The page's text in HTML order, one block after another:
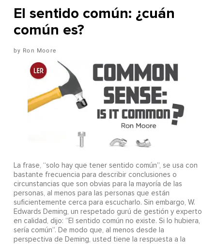
El sentido común: ¿cuán
común es?
Ron Moore
La frase, “solo hay que tener sentido común”, se usa con
bastante frecuencia para describir conclusiones o
circunstancias que son obvias para la mayoría de las
personas, al menos para las personas que están
suficientemente cerca para escucharlo. Sin embargo, W.
Edwards Deming, un respetado gurú de gestión y experto
en calidad, dijo: “El sentido común no existe. Si lo hubiera,
sería común”. De modo que, al menos desde la
perspectiva de Deming, usted tiene la respuesta a la